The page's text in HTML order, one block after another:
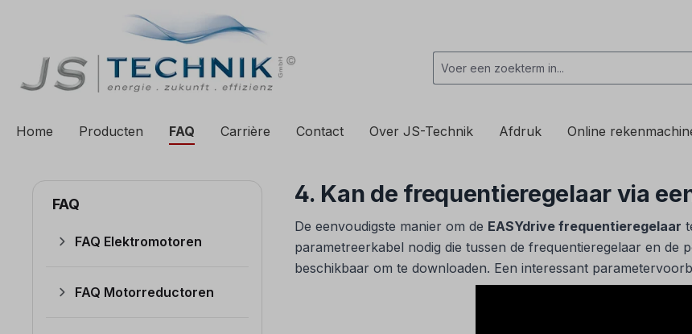
Ga naar de hoofdnavigatie
Home Producten FAQ Carrière Contact Over JS-Technik Afdruk Online
FAQ
FAQ Elektromotoren
FAQ Motorreductoren
4. Kan de frequentieregelaar via
De eenvoudigste manier om de EASYdrive frequentieregelaar
parametreerkabel nodig die tussen de frequentieregelaar en de
beschikbaar om te downloaden. Een interessant